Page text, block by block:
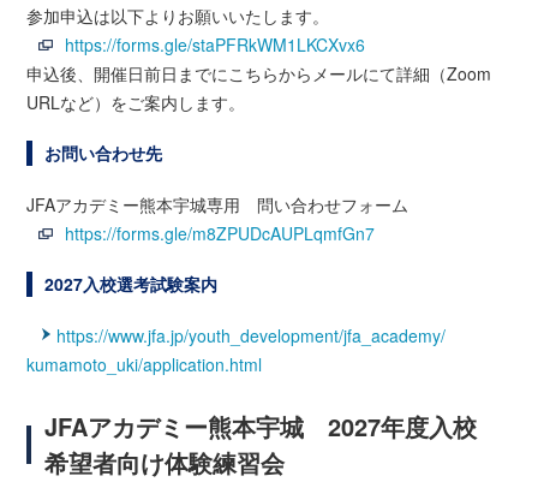
参加申込は以下よりお願いいたします。
https://forms.gle/staPFRkWM1LKCXvx6
申込後、開催日前日までにこちらからメールにて詳細（Zoom
URLなど）をご案内します。
お問い合わせ先
JFAアカデミー熊本宇城専用 問い合わせフォーム
https://forms.gle/m8ZPUDcAUPLqmfGn7
2027入校選考試験案内
https://www.jfa.jp/youth_development/jfa_academy/
kumamoto_uki/application.html
JFAアカデミー熊本宇城 2027年度入校
希望者向け体験練習会